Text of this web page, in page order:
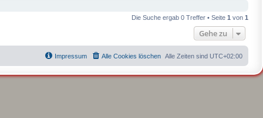
Die Suche ergab 0 Treffer • Seite 1 von 1
Gehe zu
Alle Zeiten sind UTC+02:00
Alle Cookies löschen
Impressum